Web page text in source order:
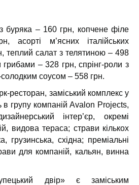
буряка – 160 грн, копчене філе
асорті м’ясних італійських
теплий салат з телятиною – 498
грибами – 328 грн, спрінг-роли з
соусом – 558 грн.
ресторан, заміський комплекс у
в групу компаній Avalon Projects,
інтер’єр, окремі
видова тераса; страви кількох
грузинська, східна; преміальні
для компаній, кальян, винна
двір» є заміським